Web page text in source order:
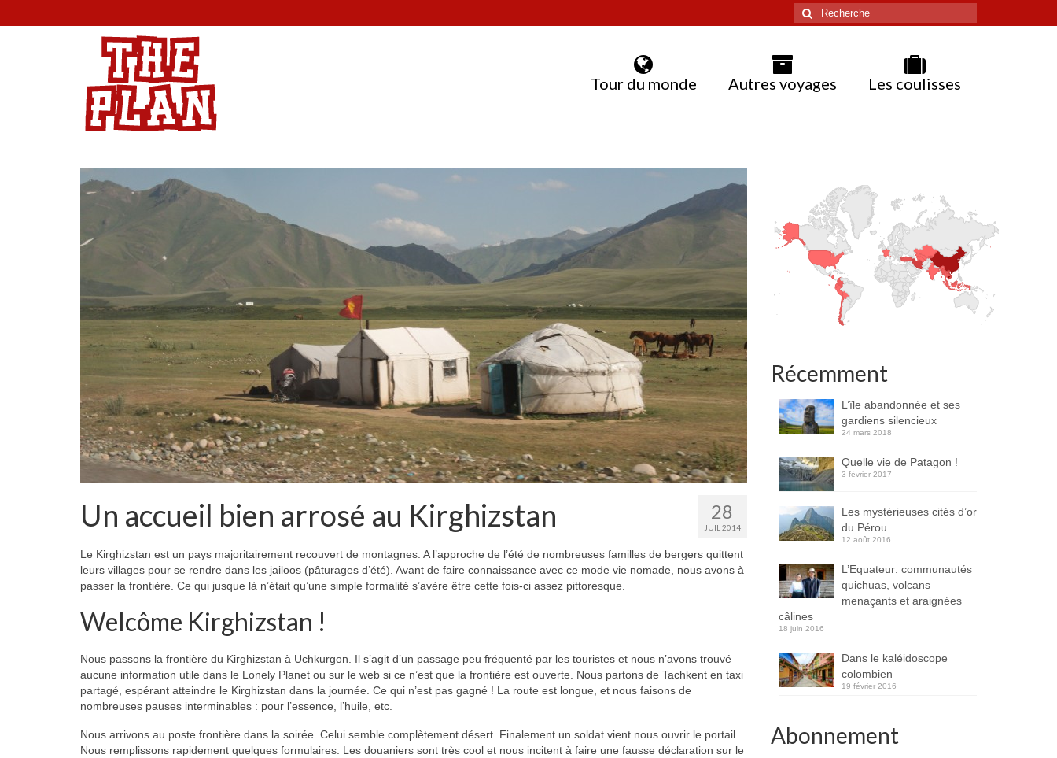
Rechercher
:
Tour du monde Autres voyages Les coulisses
28
JUIL 2014
Un accueil bien arrosé au Kirghizstan
Le Kirghizstan est un pays majoritairement recouvert de montagnes. A l’approche de l’été de nombreuses familles de bergers quittent
leurs villages pour se rendre dans les jailoos (pâturages d’été). Avant de faire connaissance avec ce mode vie nomade, nous avons à
passer la frontière. Ce qui jusque là n’était qu’une simple formalité s’avère être cette fois-ci assez pittoresque.
Welcôme Kirghizstan !
Nous passons la frontière du Kirghizstan à Uchkurgon. Il s’agit d’un passage peu fréquenté par les touristes et nous n’avons trouvé
aucune information utile dans le Lonely Planet ou sur le web si ce n’est que la frontière est ouverte. Nous partons de Tachkent en taxi
partagé, espérant atteindre le Kirghizstan dans la journée. Ce qui n’est pas gagné ! La route est longue, et nous faisons de
nombreuses pauses interminables : pour l’essence, l’huile, etc.
Nous arrivons au poste frontière dans la soirée. Celui semble complètement désert. Finalement un soldat vient nous ouvrir le portail.
Nous remplissons rapidement quelques formulaires. Les douaniers sont très cool et nous incitent à faire une fausse déclaration sur le
Récemment
L’île abandonnée et ses
gardiens silencieux
24 mars 2018
Quelle vie de Patagon !
3 février 2017
Les mystérieuses cités d’or
du Pérou
12 août 2016
L’Equateur: communautés
quichuas, volcans
menaçants et araignées
câlines
18 juin 2016
Dans le kaléidoscope
colombien
19 février 2016
Abonnement